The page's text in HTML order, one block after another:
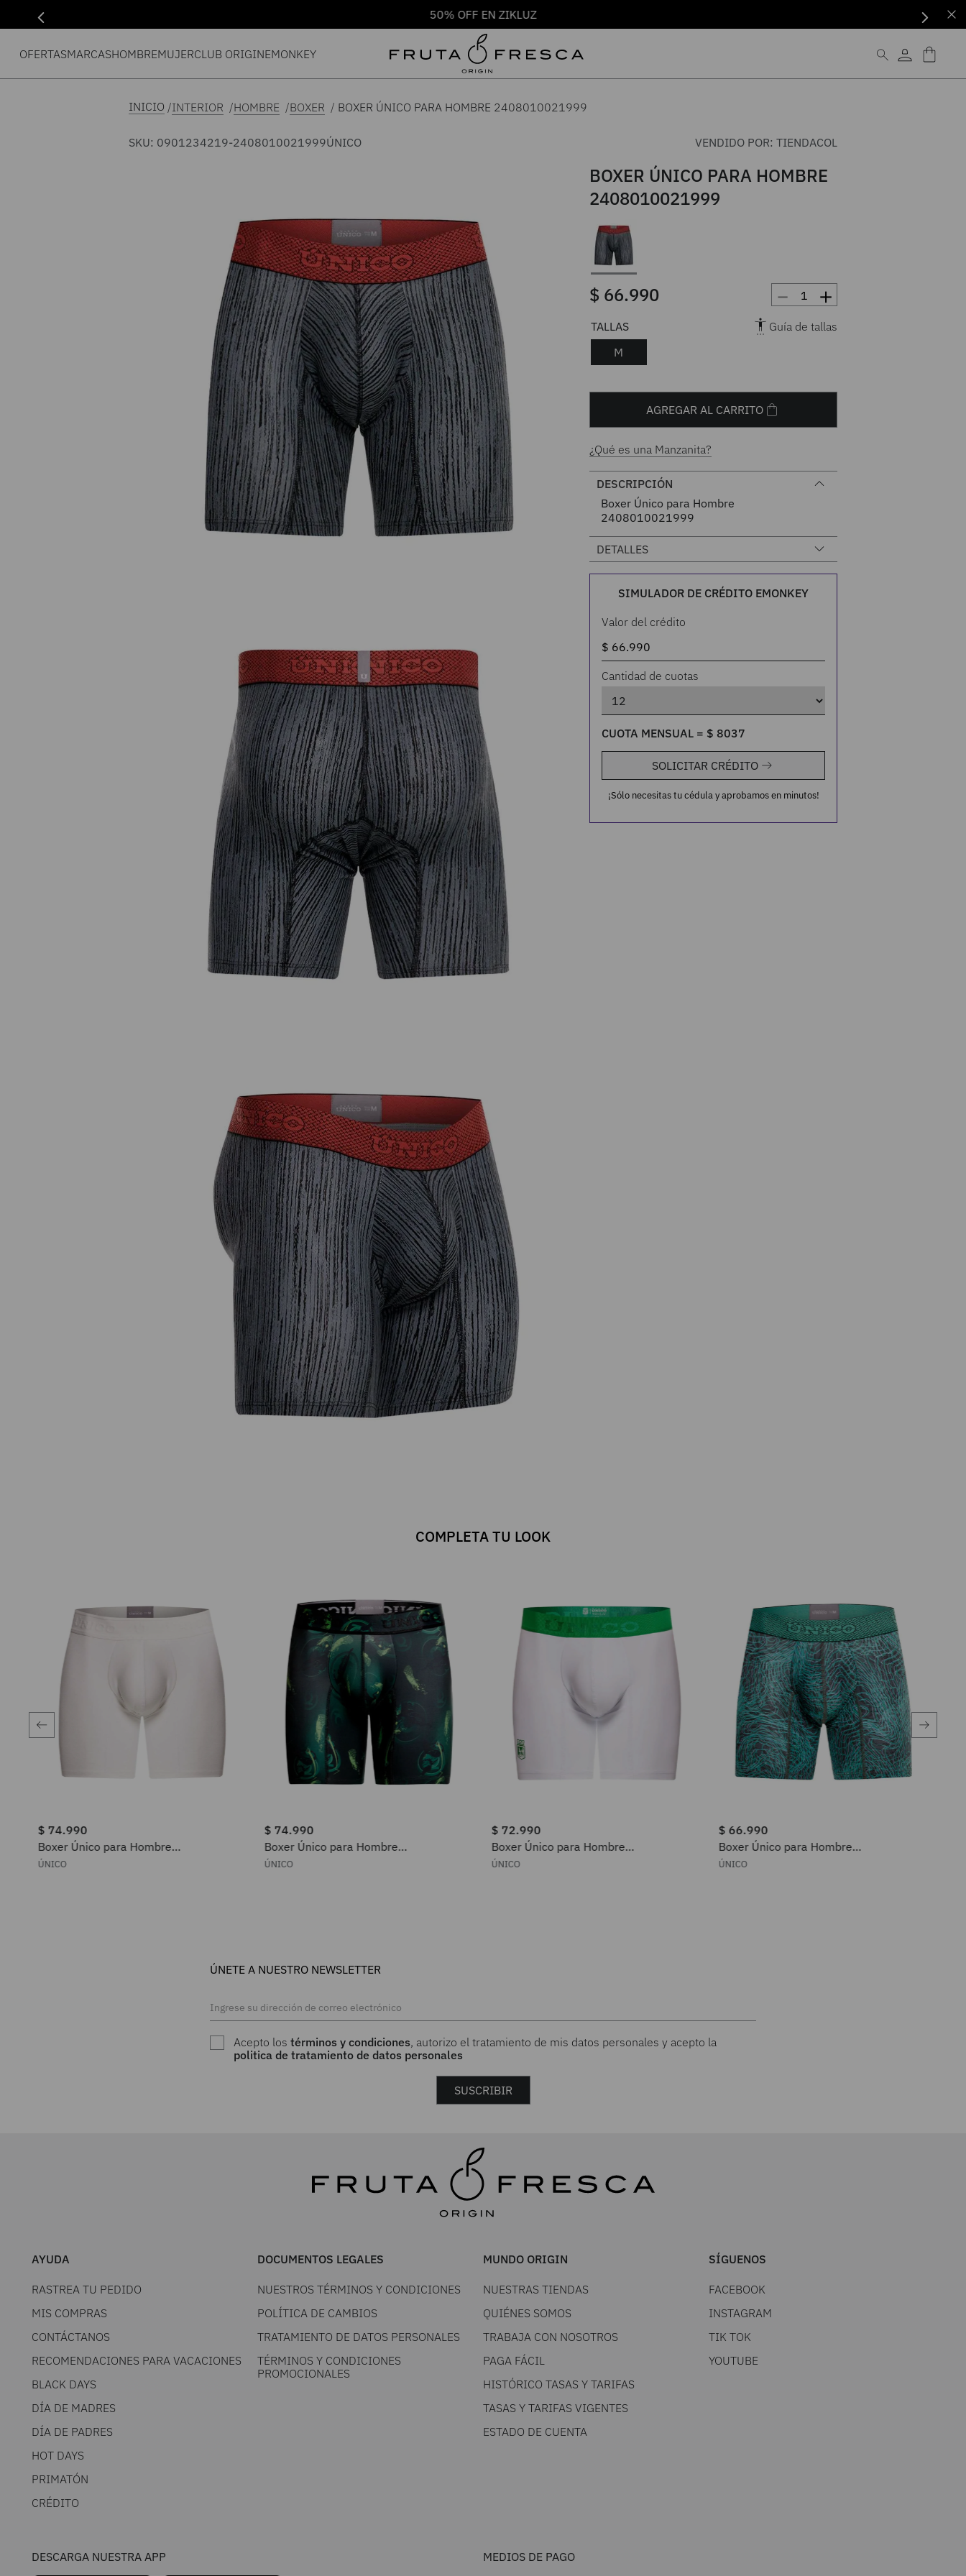
50% OFF EN ZIKLUZ
OFERTASMARCASHOMBREMUJERCLUB ORIGINEMONKEY
INTERIOR HOMBRE BOXER BOXER ÚNICO PARA HOMBRE 2408010021999
SKU: 0901234219-2408010021999ÚNICO VENDIDO POR:TIENDACOL
BOXER ÚNICO PARA HOMBRE
2408010021999
$ 66.990 ＋
－
M
Guía de tallas
AGREGAR AL CARRITO
¿Qué es una Manzanita?
DESCRIPCIÓN
Boxer Único para Hombre
2408010021999
DETALLES
SIMULADOR DE CRÉDITO EMONKEY
Valor del crédito
Cantidad de cuotas
CUOTA MENSUAL = $ 8037
SOLICITAR CRÉDITO
¡Sólo necesitas tu cédula y aprobamos en minutos!
COMPLETA TU LOOK
$ 74.990
Boxer Único para Hombre
2505010020202
ÚNICO
$ 74.990
Boxer Único para Hombre
2505010023943
ÚNICO
$ 72.990
Boxer Único para Hombre
2505010023300
ÚNICO
$ 66.990
Boxer Único para Hombre
2408010020543
ÚNICO
ÚNETE A NUESTRO NEWSLETTER
Acepto lostérminos y condiciones, autorizo el tratamiento de mis datos personales y acepto la
politica de tratamiento de datos personales
SUSCRIBIR
AYUDA
RASTREA TU PEDIDO
MIS COMPRAS
CONTÁCTANOS
RECOMENDACIONES PARA VACACIONES
BLACK DAYS
DÍA DE MADRES
DÍA DE PADRES
HOT DAYS
PRIMATÓN
CRÉDITO
DOCUMENTOS LEGALES
NUESTROS TÉRMINOS Y CONDICIONES
POLÍTICA DE CAMBIOS
TRATAMIENTO DE DATOS PERSONALES
TÉRMINOS Y CONDICIONES
PROMOCIONALES
MUNDO ORIGIN
NUESTRAS TIENDAS
QUIÉNES SOMOS
TRABAJA CON NOSOTROS
PAGA FÁCIL
HISTÓRICO TASAS Y TARIFAS
TASAS Y TARIFAS VIGENTES
ESTADO DE CUENTA
SÍGUENOS
FACEBOOK
INSTAGRAM
TIK TOK
YOUTUBE
DESCARGA NUESTRA APP MEDIOS DE PAGO